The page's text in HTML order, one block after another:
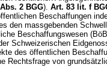
2 BGG). Art. 83 lit. f
Beschaffungen
den massgebenden
Beschaffungswesen
Schweizerischen
des öffentlichen
Rechtsfrage von